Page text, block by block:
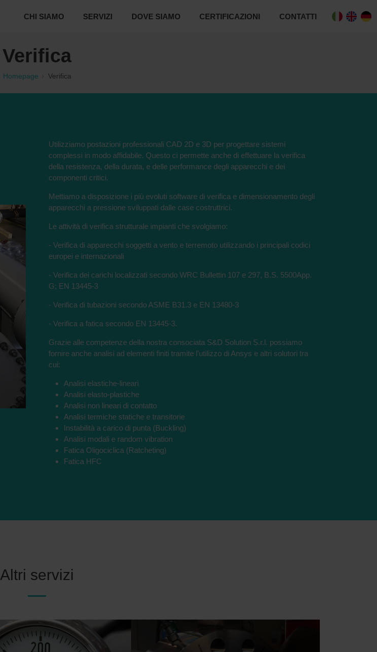
CHI SIAMO SERVIZI DOVE SIAMO CERTIFICAZIONI CONTATTI
Verifica
Homepage Verifica
Utilizziamo postazioni professionali CAD 2D e 3D per progettare sistemi
complessi in modo affidabile. Questo ci permette anche di effettuare la verifica
della resistenza, della durata, e delle performance degli apparecchi e dei
componenti critici.
Mettiamo a disposizione i più evoluti software di verifica e dimensionamento degli
apparecchi a pressione sviluppati dalle case costruttrici.
Le attività di verifica strutturale impianti che svolgiamo:
- Verifica di apparecchi soggetti a vento e terremoto utilizzando i principali codici
europei e internazionali
- Verifica dei carichi localizzati secondo WRC Bullettin 107 e 297, B.S. 5500App.
G; EN 13445-3
- Verifica di tubazioni secondo ASME B31.3 e EN 13480-3
- Verifica a fatica secondo EN 13445-3.
Grazie alle competenze della nostra consociata S&D Solution S.r.l. possiamo
fornire anche analisi ad elementi finiti tramite l'utilizzo di Ansys e altri solutori tra
cui:
Analisi elastiche-lineari
Analisi elasto-plastiche
Analisi non lineari di contatto
Analisi termiche statiche e transitorie
Instabilità a carico di punta (Buckling)
Analisi modali e random vibration
Fatica Oligociclica (Ratcheting)
Fatica HFC
Altri servizi